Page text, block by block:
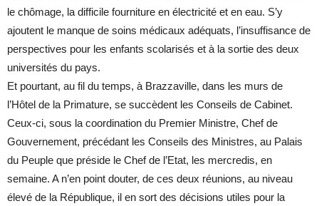
le chômage, la difficile fourniture en électricité et en eau. S’y
ajoutent le manque de soins médicaux adéquats, l’insuffisance de
perspectives pour les enfants scolarisés et à la sortie des deux
universités du pays.
Et pourtant, au fil du temps, à Brazzaville, dans les murs de
l’Hôtel de la Primature, se succèdent les Conseils de Cabinet.
Ceux-ci, sous la coordination du Premier Ministre, Chef de
Gouvernement, précédant les Conseils des Ministres, au Palais
du Peuple que préside le Chef de l’Etat, les mercredis, en
semaine. A n’en point douter, de ces deux réunions, au niveau
élevé de la République, il en sort des décisions utiles pour la